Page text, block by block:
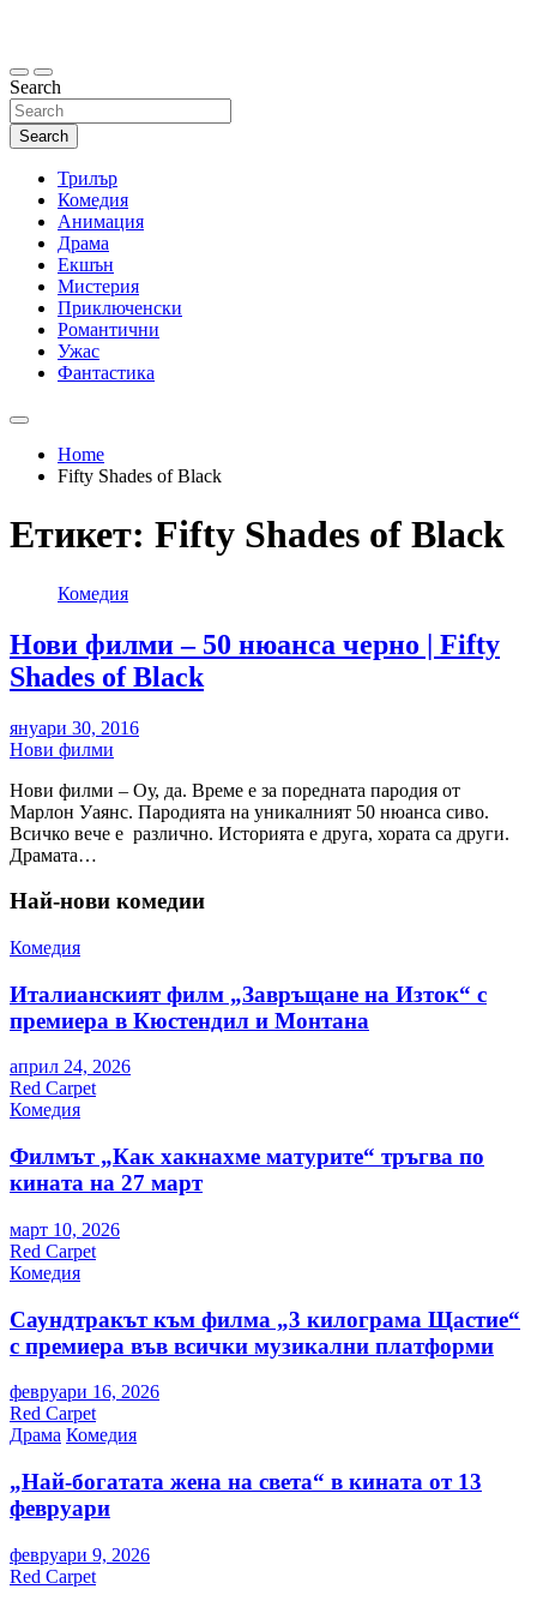
Search
Search
Трилър
Комедия
Анимация
Драма
Екшън
Мистерия
Приключенски
Романтични
Ужас
Фантастика
Home
Fifty Shades of Black
Етикет: Fifty Shades of Black
Комедия
Нови филми – 50 нюанса черно | Fifty
Shades of Black
януари 30, 2016
Нови филми
Нови филми – Оу, да. Време е за поредната пародия от
Марлон Уаянс. Пародията на уникалният 50 нюанса сиво.
Всичко вече е различно. Историята е друга, хората са други.
Драмата…
Най-нови комедии
Комедия
Италианският филм „Завръщане на Изток“ с
премиера в Кюстендил и Монтана
април 24, 2026
Red Carpet
Комедия
Филмът „Как хакнахме матурите“ тръгва по
кината на 27 март
март 10, 2026
Red Carpet
Комедия
Саундтракът към филма „3 килограма Щастие“
с премиера във всички музикални платформи
февруари 16, 2026
Red Carpet
Драма Комедия
„Най-богатата жена на света“ в кината от 13
февруари
февруари 9, 2026
Red Carpet